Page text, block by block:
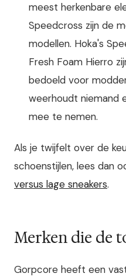
meest herkenbare
Speedcross zijn de
modellen. Hoka's
Fresh Foam Hierro
bedoeld voor
weerhoudt niemand
mee te nemen.
Als je twijfelt over de
schoenstijlen, lees dan
versus lage sneakers.
Merken die de
Gorpcore heeft een